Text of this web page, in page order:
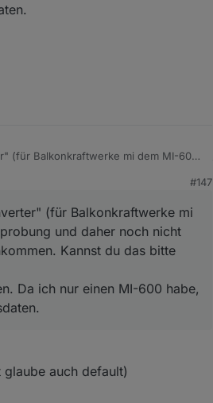
(für Balkonkraftwerke mi dem MI-600
beobachten?
#147
(für Balkonkraftwerke mi
und daher noch nicht
Kannst du das bitte
Da ich nur einen MI-600 habe,
auch default)